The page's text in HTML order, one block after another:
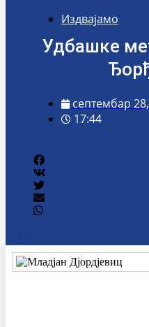
Издвајамо
Удбашке
септембар
17:44